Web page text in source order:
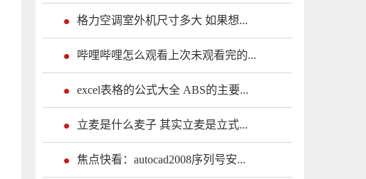
格力空调室外机尺寸多大 如果想...
哔哩哔哩怎么观看上次未观看完的...
excel表格的公式大全 ABS的主要...
立麦是什么麦子 其实立麦是立式...
焦点快看：autocad2008序列号安...